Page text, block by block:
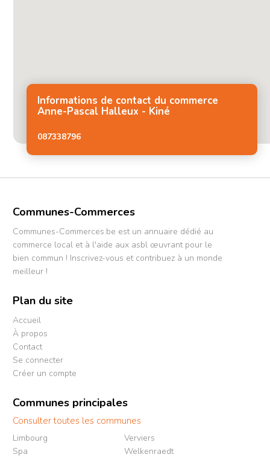
Informations de contact du commerce
Anne-Pascal Halleux - Kiné
087338796
Communes-Commerces
Communes-Commerces.be est un annuaire dédié au
commerce local et à l'aide aux asbl œuvrant pour le
bien commun ! Inscrivez-vous et contribuez à un monde
meilleur !
Plan du site
Accueil
À propos
Contact
Se connecter
Créer un compte
Communes principales
Consulter toutes les communes
Limbourg
Spa
Verviers
Welkenraedt